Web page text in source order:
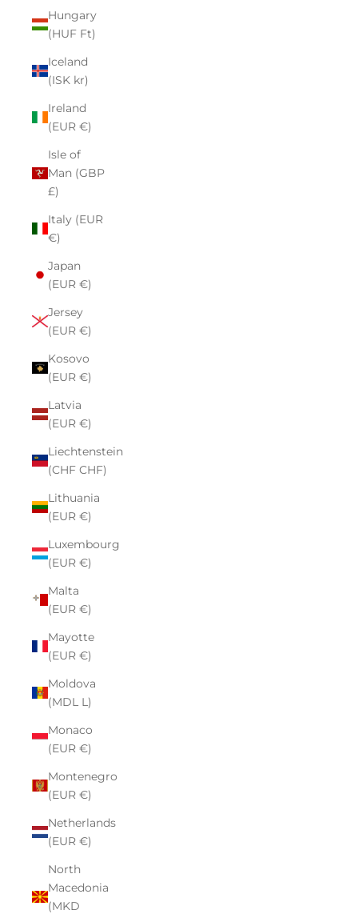
Hungary
(HUF Ft)
Iceland
(ISK kr)
Ireland
(EUR €)
Isle of
Man (GBP
£)
Italy (EUR
€)
Japan
(EUR €)
Jersey
(EUR €)
Kosovo
(EUR €)
Latvia
(EUR €)
Liechtenstein
(CHF CHF)
Lithuania
(EUR €)
Luxembourg
(EUR €)
Malta
(EUR €)
Mayotte
(EUR €)
Moldova
(MDL L)
Monaco
(EUR €)
Montenegro
(EUR €)
Netherlands
(EUR €)
North
Macedonia
(MKD